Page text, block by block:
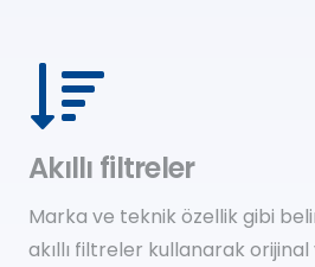
Akıllı filtreler
Marka ve teknik özellik gibi
akıllı filtreler kullanarak